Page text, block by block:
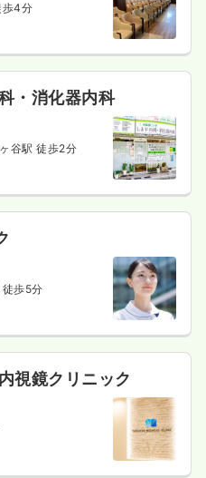
歩4分
・消化器内科
谷駅 徒歩2分
歩5分
視鏡クリニック